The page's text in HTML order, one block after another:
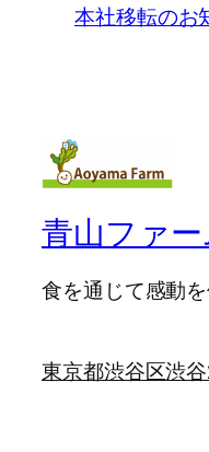
本社移転のお
青山ファー
食を通じて感動
東京都渋谷区渋